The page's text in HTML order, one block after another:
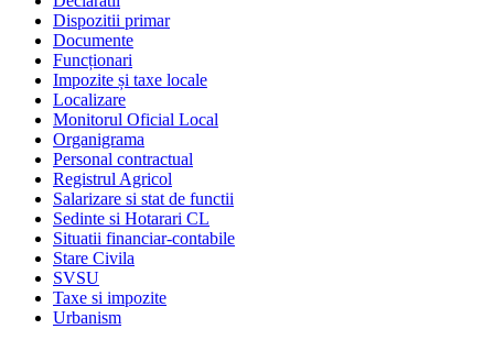
Dispozitii primar
Documente
Funcționari
Impozite și taxe locale
Localizare
Monitorul Oficial Local
Organigrama
Personal contractual
Registrul Agricol
Salarizare si stat de functii
Sedinte si Hotarari CL
Situatii financiar-contabile
Stare Civila
SVSU
Taxe si impozite
Urbanism